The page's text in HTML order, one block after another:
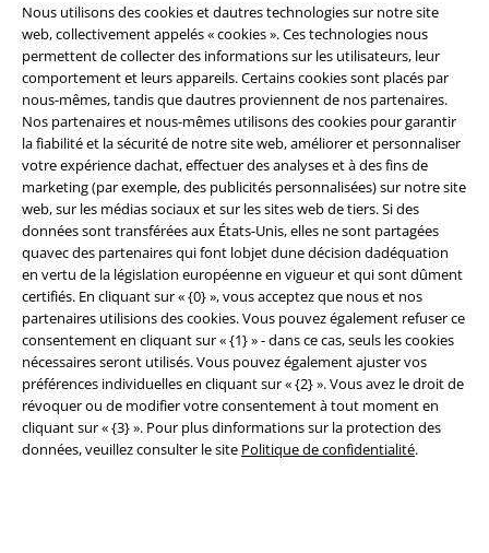
Nous utilisons des cookies et dautres technologies sur notre site
web, collectivement appelés « cookies ». Ces technologies nous
permettent de collecter des informations sur les utilisateurs, leur
comportement et leurs appareils. Certains cookies sont placés par
nous-mêmes, tandis que dautres proviennent de nos partenaires.
Nos partenaires et nous-mêmes utilisons des cookies pour garantir
la fiabilité et la sécurité de notre site web, améliorer et personnaliser
votre expérience dachat, effectuer des analyses et à des fins de
marketing (par exemple, des publicités personnalisées) sur notre site
web, sur les médias sociaux et sur les sites web de tiers. Si des
données sont transférées aux États-Unis, elles ne sont partagées
quavec des partenaires qui font lobjet dune décision dadéquation
en vertu de la législation européenne en vigueur et qui sont dûment
certifiés. En cliquant sur « {0} », vous acceptez que nous et nos
partenaires utilisions des cookies. Vous pouvez également refuser ce
consentement en cliquant sur « {1} » - dans ce cas, seuls les cookies
nécessaires seront utilisés. Vous pouvez également ajuster vos
préférences individuelles en cliquant sur « {2} ». Vous avez le droit de
révoquer ou de modifier votre consentement à tout moment en
cliquant sur « {3} ». Pour plus dinformations sur la protection des
données, veuillez consulter le site Politique de confidentialité.
Légal
Conditions générales
Éditeur
Clauses de confidentialité
Élimination des déchets et protection de l'environnement
Déclaration de Conformité
Informations sur l'accessibilité
Paramètres des Cookies
Période de rétractation